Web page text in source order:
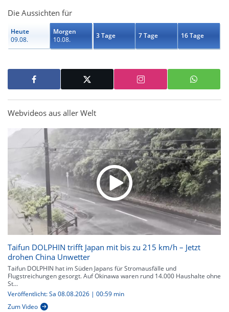
Die Aussichten für
Heute
09.08.
Morgen
10.08.
3 Tage 7 Tage 16 Tage
Webvideos aus aller Welt
Taifun DOLPHIN trifft Japan mit bis zu 215 km/h – Jetzt
drohen China Unwetter
Taifun DOLPHIN hat im Süden Japans für Stromausfälle und
Flugstreichungen gesorgt. Auf Okinawa waren rund 14.000 Haushalte ohne
St...
Veröffentlicht: Sa 08.08.2026 | 00:59 min
Zum Video